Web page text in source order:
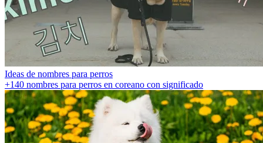
Ideas de nombres para perros
+140 nombres para perros en coreano con significado